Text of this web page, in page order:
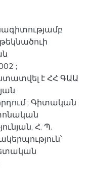
;
է ՀՀ ԳԱԱ
; Գիտական
Հ. Պ.